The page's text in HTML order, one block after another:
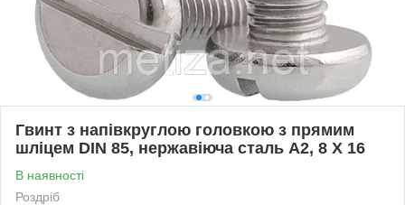
Гвинт з напівкруглою головкою з прямим
шліцем DIN 85, нержавіюча сталь А2, 8 X 16
В наявності
Роздріб